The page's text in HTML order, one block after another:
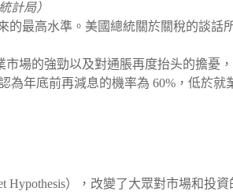
計局）
的最高水準。美國總統關於關稅的談話
市場的強勁以及對通脹再度抬头的擔憂
為年底前再減息的機率為 60%，低於就
Hypothesis），改變了大眾對市場和投資